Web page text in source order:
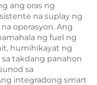
ang oras ng
na suplay ng
operasyon. Ang
ng fuel ng
humihikayat ng
takdang panahon
sa
integradong smart